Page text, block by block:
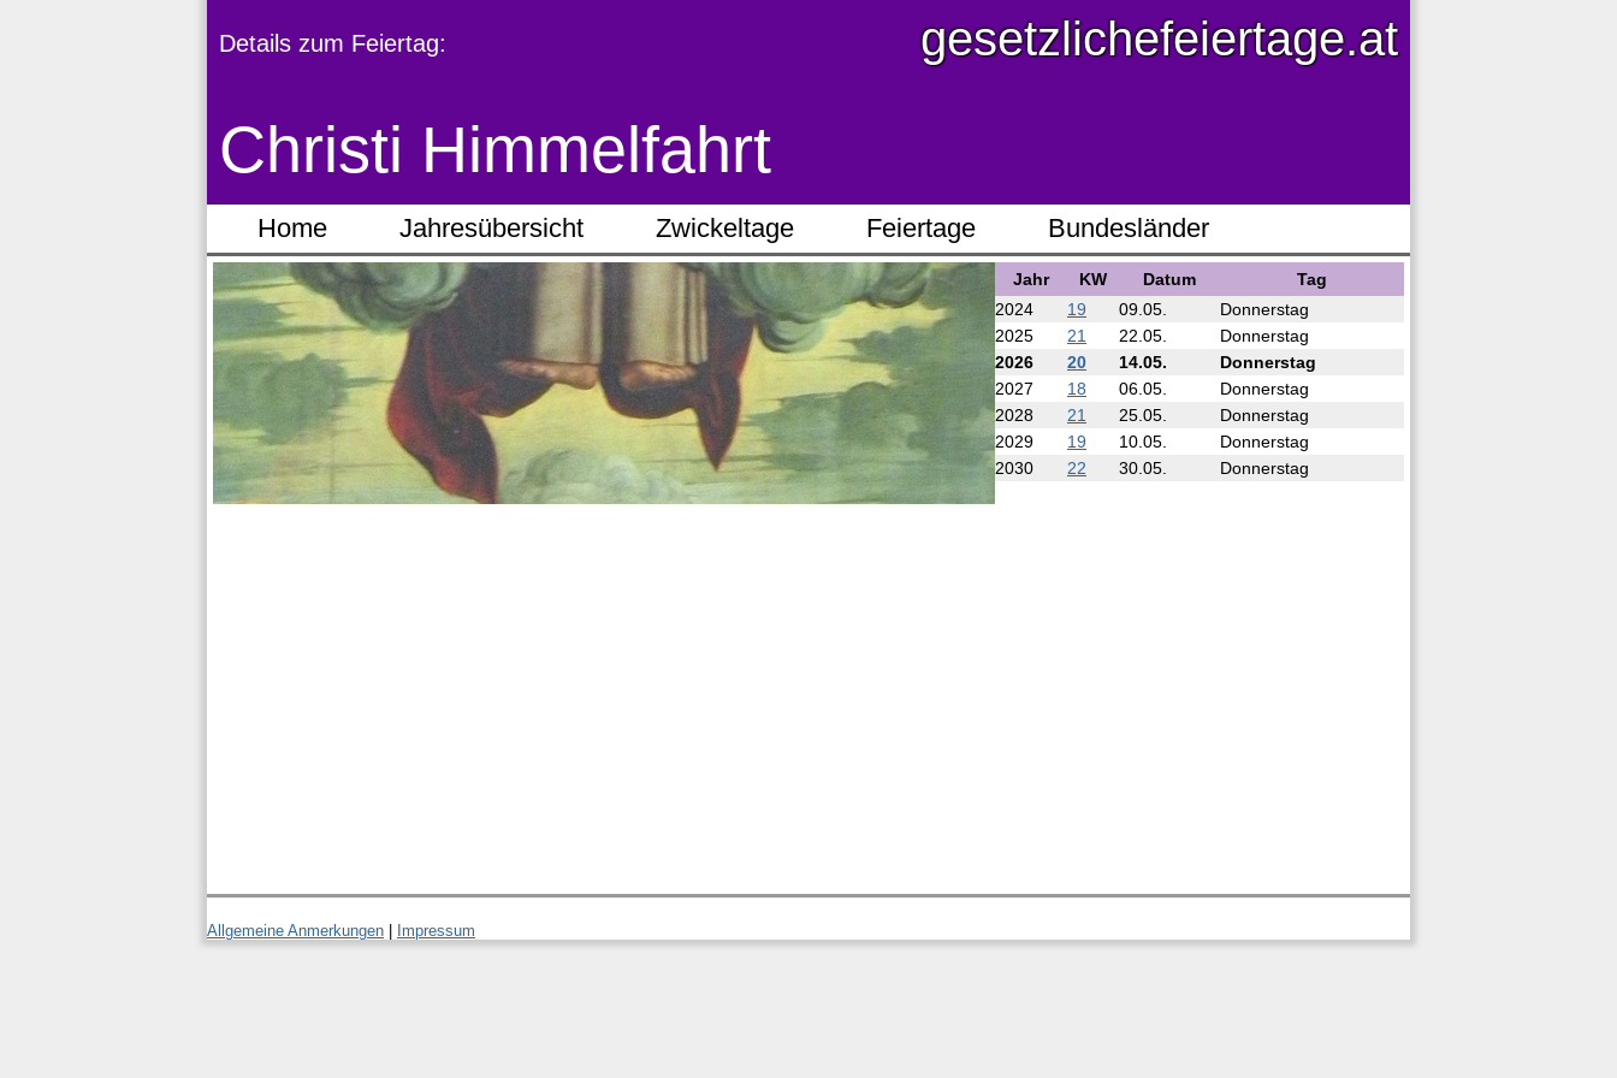
gesetzlichefeiertage.at
Details zum Feiertag:
Christi Himmelfahrt
Home Jahresübersicht Zwickeltage Feiertage Bundesländer
Jahr KW Datum
Tag
2024
19 09.05.
Donnerstag
2025
21 22.05.
Donnerstag
2026
20 14.05.
Donnerstag
2027
18 06.05.
Donnerstag
2028
21 25.05.
Donnerstag
2029
19 10.05.
Donnerstag
2030
22 30.05. Donnerstag
Allgemeine Anmerkungen Impressum